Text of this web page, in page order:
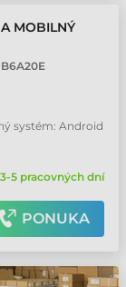
MOBILNÝ
systém: Android
3-5 pracovných dní
PONUKA